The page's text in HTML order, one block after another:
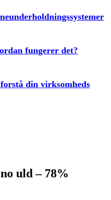
fungerer det?
din virksomheds
uld – 78%